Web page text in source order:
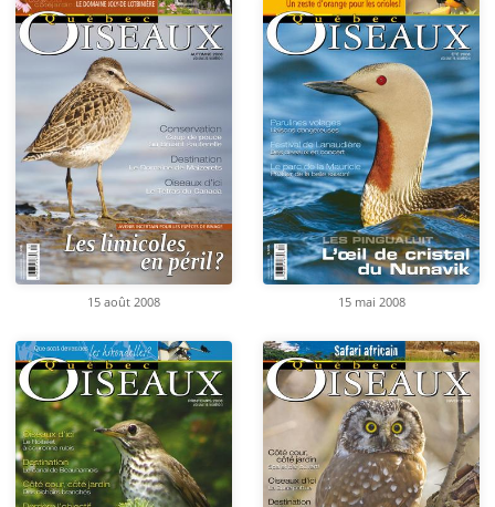
15 août 2008 15 mai 2008